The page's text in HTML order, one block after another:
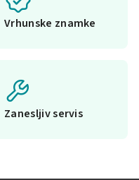
Vrhunske znamke
Zanesljiv servis